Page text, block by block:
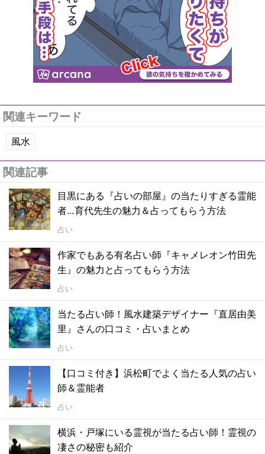
関連キーワード
風水
関連記事
目黒にある『占いの部屋』の当たりすぎる霊能
者…育代先生の魅力＆占ってもらう方法
占い
作家でもある有名占い師『キャメレオン竹田先
生』の魅力と占ってもらう方法
占い
当たる占い師！風水建築デザイナー『直居由美
里』さんの口コミ・占いまとめ
占い
【口コミ付き】浜松町でよく当たる人気の占い
師＆霊能者
占い
横浜・戸塚にいる霊視が当たる占い師！霊視の
凄さの秘密も紹介